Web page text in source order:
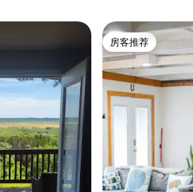
条评价
房客推荐
房客推荐